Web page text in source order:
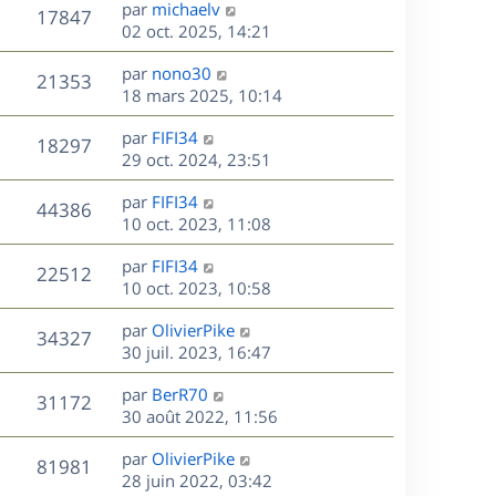
s
n
i
e
r
m
e
s
s
a
g
e
17847V
u
e
s
D
e
r
n
i
e
r
m
e
s
s
a
g
e
par michaelv
02 oct. 2025, 14:21
21353V
u
D
e
r
n
i
e
r
m
e
s
s
a
g
e
par nono30
18 mars 2025, 10:14
18297V
u
e
s
D
e
r
n
i
e
r
m
e
s
s
a
g
e
par FIFI34
29 oct. 2024, 23:51
44386V
u
e
s
D
e
r
n
i
e
r
m
e
s
s
a
g
e
par FIFI34
10 oct. 2023, 11:08
22512V
u
s
D
e
r
n
i
e
r
m
e
s
s
par FIFI34
10 oct. 2023, 10:58
34327V
u
e
D
e
r
n
i
e
r
m
par OlivierPike
30 juil. 2023, 16:47
31172V
u
D
e
r
n
i
par BerR70
30 août 2022, 11:56
81981
D
e
par OlivierPike
28 juin 2022, 03:42